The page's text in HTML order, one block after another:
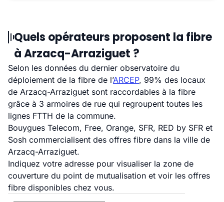
Quels opérateurs proposent la fibre
à Arzacq-Arraziguet ?
Selon les données du dernier observatoire du
déploiement de la fibre de l’ARCEP, 99% des locaux
de Arzacq-Arraziguet sont raccordables à la fibre
grâce à 3 armoires de rue qui regroupent toutes les
lignes FTTH de la commune.
Bouygues Telecom, Free, Orange, SFR, RED by SFR et
Sosh commercialisent des offres fibre dans la ville de
Arzacq-Arraziguet.
Indiquez votre adresse pour visualiser la zone de
couverture du point de mutualisation et voir les offres
fibre disponibles chez vous.